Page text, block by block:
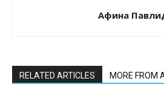
Афина
RELATED ARTICLES MORE FROM